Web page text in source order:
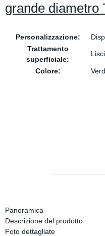
grande diametro
Personalizzazione:
Trattamento
superficiale:
Colore:
Panoramica
Descrizione del prodotto
Foto dettagliate